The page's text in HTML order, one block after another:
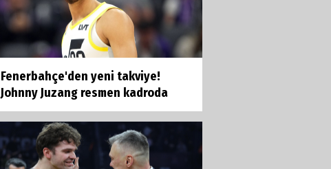
Fenerbahçe'den yeni takviye!
Johnny Juzang resmen kadroda